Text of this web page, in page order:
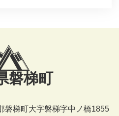
磐梯町
梯町大字磐梯字中ノ橋1855